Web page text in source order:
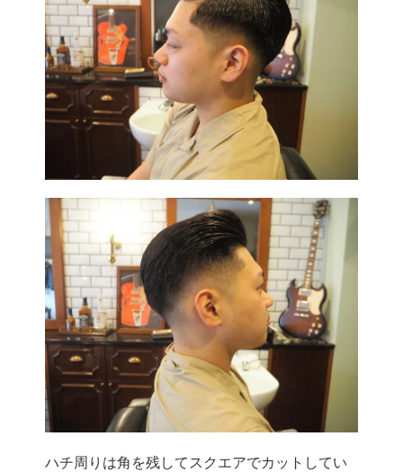
ハチ周りは角を残してスクエアでカットしてい